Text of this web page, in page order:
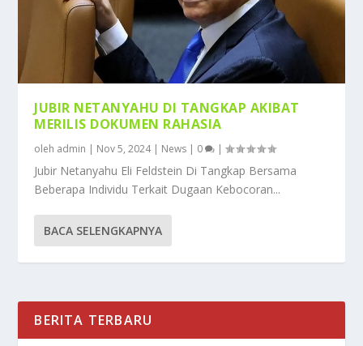
JUBIR NETANYAHU DI TANGKAP AKIBAT
MERILIS DOKUMEN RAHASIA
oleh admin | Nov 5, 2024| News | 0 |
Jubir Netanyahu Eli Feldstein Di Tangkap Bersama
Beberapa Individu Terkait Dugaan Kebocoran...
BACA SELENGKAPNYA
BERITA TERBARU